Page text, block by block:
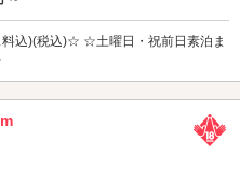
込)(税込)☆ ☆土曜日・祝前日素泊ま